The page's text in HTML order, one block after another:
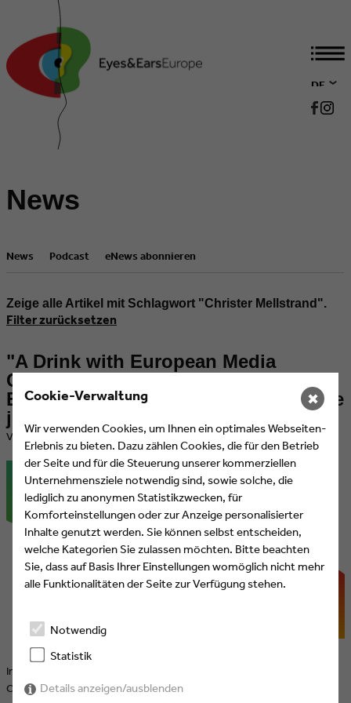
DE
EN
News
News Podcast eNews abonnieren
Zeige alle Artikel mit Schlagwort "Christer Mellstrand".
Filter zurücksetzen
"A Drink with European Media
Creatives", der (Live-)Podcast von
Eyes & Ears of Europe – Zweite Folge
jetzt online!
​Veröffentlicht am 29.06.2021 von Eyes & Ears of Europe
In der zweiten Podcast Folge von "A Drink with European Media
Creatives" gibt es österreichischen Grünen Veltliner und Kitty Krazy
Cookie-Verwaltung
Wir verwenden Cookies, um Ihnen ein optimales Webseiten-
Erlebnis zu bieten. Dazu zählen Cookies, die für den Betrieb
der Seite und für die Steuerung unserer kommerziellen
Unternehmensziele notwendig sind, sowie solche, die
lediglich zu anonymen Statistikzwecken, für
Komforteinstellungen oder zur Anzeige personalisierter
Inhalte genutzt werden. Sie können selbst entscheiden,
welche Kategorien Sie zulassen möchten. Bitte beachten
Sie, dass auf Basis Ihrer Einstellungen womöglich nicht mehr
alle Funktionalitäten der Seite zur Verfügung stehen.
Notwendig
Statistik
Details anzeigen/ausblenden
✖